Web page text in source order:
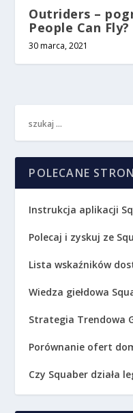
Outriders –
People Can Fly?
30 marca, 2021
POLECANE
Instrukcja aplikacji
Polecaj i zyskuj ze
Lista wskaźników
Wiedza giełdowa
Strategia Trendowa
Porównanie ofert
Czy Squaber działa